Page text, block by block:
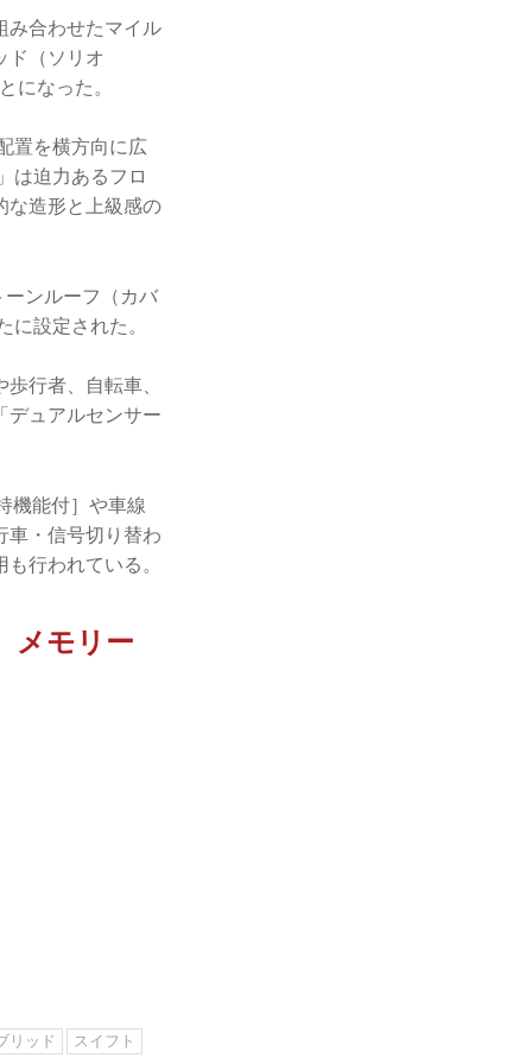
み合わせたマイル
ド（ソリオ
になった。
置を横方向に広
は迫力あるフロ
な造形と上級感の
ンルーフ（カバ
設定された。
行者、自転車、
デュアルセンサー
機能付］や車線
車・信号切り替わ
行われている。
メモリー
リッド スイフト